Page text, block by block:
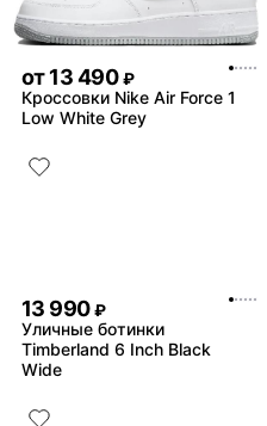
от13 490 ₽
Кроссовки Nike Air Force 1
Low White Grey
13 990 ₽
Уличные ботинки
Timberland 6 Inch Black
Wide